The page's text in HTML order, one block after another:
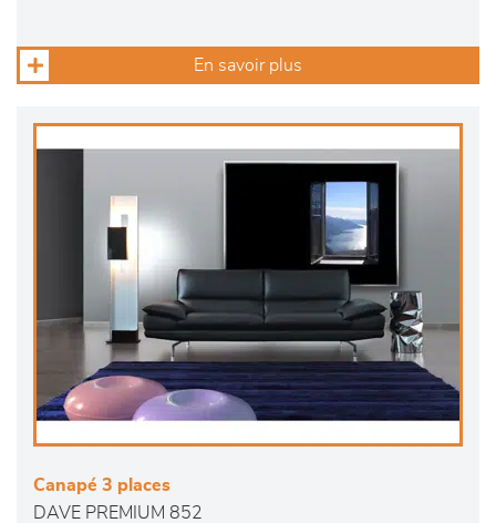
En savoir plus
Canapé 3 places
DAVE PREMIUM 852